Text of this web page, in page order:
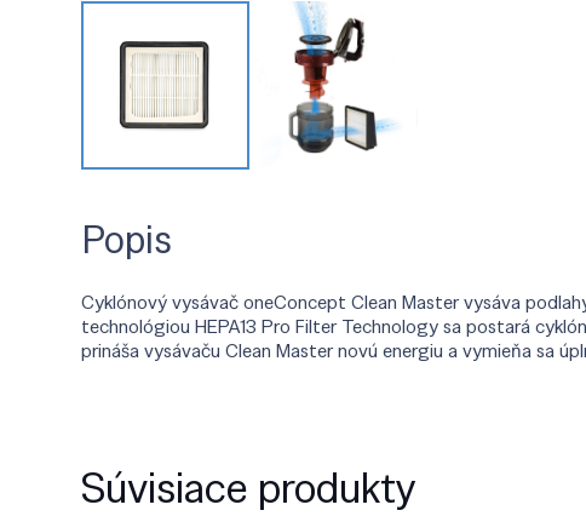
Popis
Cyklónový vysávač oneConcept Clean Master vysáva
technológiou HEPA13 Pro Filter Technology sa postará
prináša vysávaču Clean Master novú energiu a vymieňa sa
Súvisiace produkty